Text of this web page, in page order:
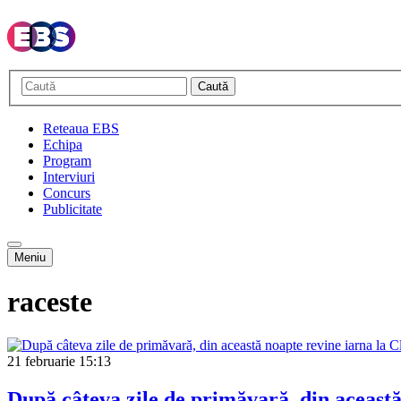
Caută
Reteaua EBS
Echipa
Program
Interviuri
Concurs
Publicitate
Meniu
raceste
21 februarie 15:13